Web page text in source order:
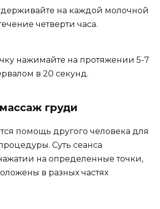
на каждой молочной
четверти часа.
нажимайте на протяжении 5-7
в 20 секунд.
груди
помощь другого человека для
Суть сеанса
на определенные точки,
в разных частях